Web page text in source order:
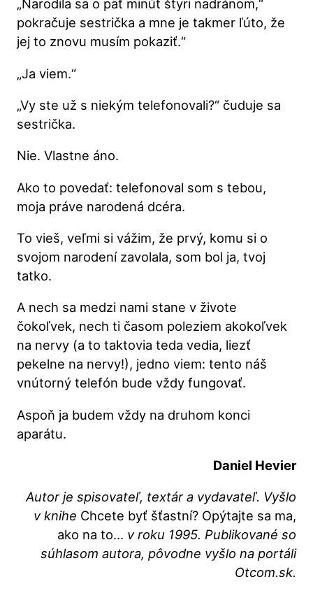
„Narodila sa o päť minút štyri nadránom,“
pokračuje sestrička a mne je takmer ľúto, že
jej to znovu musím pokaziť.“
„Ja viem.“
„Vy ste už s niekým telefonovali?“ čuduje sa
sestrička.
Nie. Vlastne áno.
Ako to povedať: telefonoval som s tebou,
moja práve narodená dcéra.
To vieš, veľmi si vážim, že prvý, komu si o
svojom narodení zavolala, som bol ja, tvoj
tatko.
A nech sa medzi nami stane v živote
čokoľvek, nech ti časom poleziem akokoľvek
na nervy (a to taktovia teda vedia, liezť
pekelne na nervy!), jedno viem: tento náš
vnútorný telefón bude vždy fungovať.
Aspoň ja budem vždy na druhom konci
aparátu.
Daniel Hevier
Autor je spisovateľ, textár a vydavateľ. Vyšlo
v knihe Chcete byť šťastní? Opýtajte sa ma,
ako na to… v roku 1995. Publikované so
súhlasom autora, pôvodne vyšlo na portáli
Otcom.sk.